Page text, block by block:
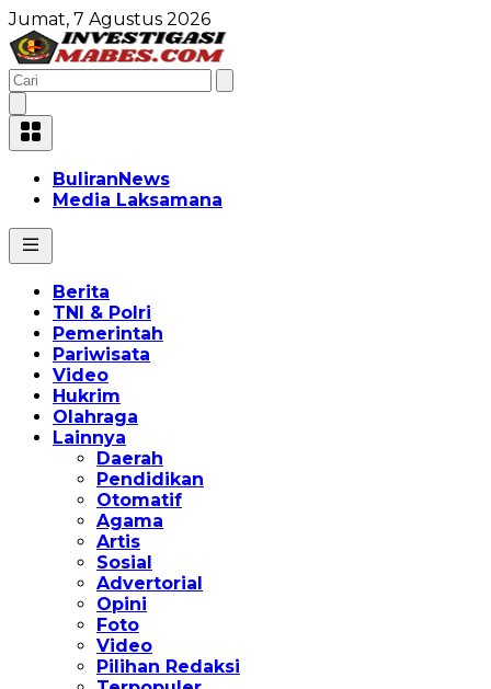
Jumat, 7 Agustus 2026
BuliranNews
Media Laksamana
Berita
TNI & Polri
Pemerintah
Pariwisata
Video
Hukrim
Olahraga
Lainnya
Daerah
Pendidikan
Otomatif
Agama
Artis
Sosial
Advertorial
Opini
Foto
Video
Pilihan Redaksi